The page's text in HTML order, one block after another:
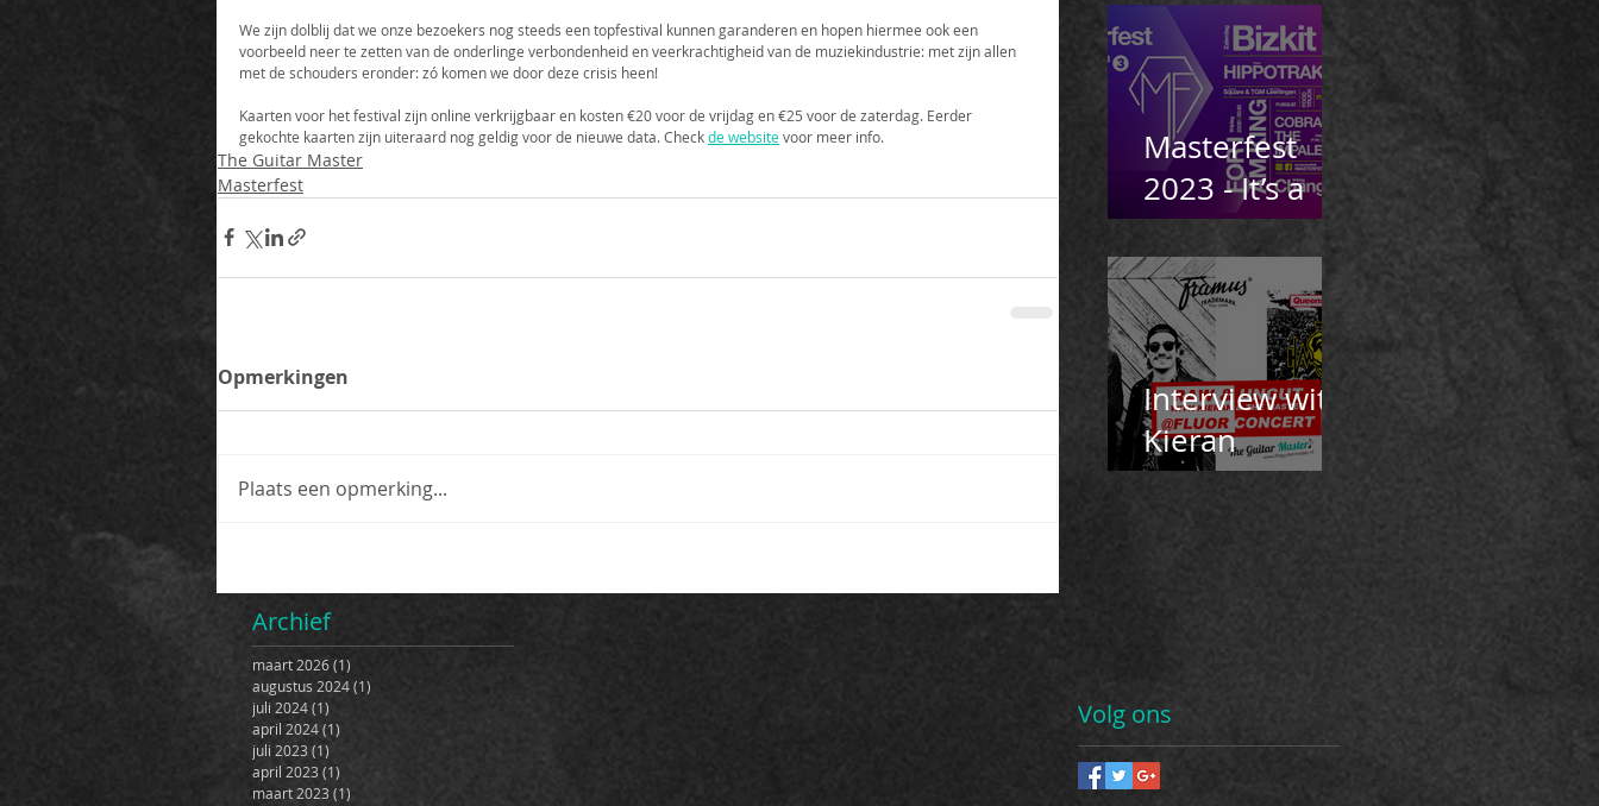
We zijn dolblij dat we onze bezoekers nog steeds een topfestival kunnen garanderen en hopen hiermee ook een
voorbeeld neer te zetten van de onderlinge verbondenheid en veerkrachtigheid van de muziekindustrie: met zijn allen
met de schouders eronder: zó komen we door deze crisis heen!
Kaarten voor het festival zijn online verkrijgbaar en kosten €20 voor de vrijdag en €25 voor de zaterdag. Eerder
gekochte kaarten zijn uiteraard nog geldig voor de nieuwe data. Check de website voor meer info.
The Guitar Master
Masterfest
Opmerkingen
Plaats een opmerking...
Masterfest
2023 - It’s a
wrap!
Interview with
Kieran
Robertson
Archief
maart 2026(1)
augustus 2024(1)
juli 2024(1)
april 2024(1)
juli 2023(1)
april 2023 (1)
maart 2023 (1)
Volg ons